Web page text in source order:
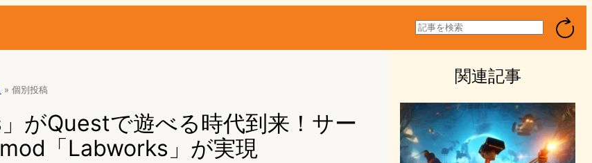
検
索
» 個別投稿
」がQuestで遊べる時代到来！サー
「Labworks」が実現
関連記事